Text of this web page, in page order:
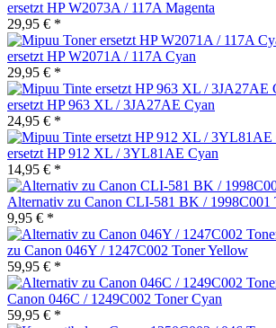
ersetzt HP W2073A / 117A Magenta
29,95 € *
ersetzt HP W2071A / 117A Cyan
29,95 € *
ersetzt HP 963 XL / 3JA27AE Cyan
24,95 € *
ersetzt HP 912 XL / 3YL81AE Cyan
14,95 € *
Alternativ zu Canon CLI-581 BK /
9,95 € *
zu Canon 046Y / 1247C002 Toner Yellow
59,95 € *
Canon 046C / 1249C002 Toner Cyan
59,95 € *